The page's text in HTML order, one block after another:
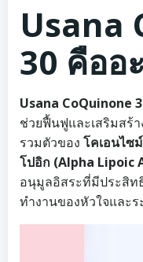
Usana
30 คืออ
Usana CoQuinone
ช่วยฟื้นฟูและเสริมสร้
รวมตัวของ โคเอนไซ
โปอิก (Alpha Lipoic
อนุมูลอิสระที่มีประสิ
ทำงานของหัวใจและ